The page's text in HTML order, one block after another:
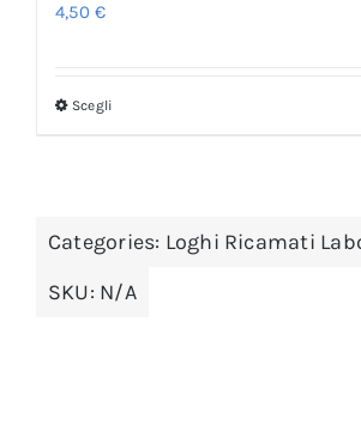
4,50€
Scegli
Categories: Loghi Ricamati
SKU: N/A